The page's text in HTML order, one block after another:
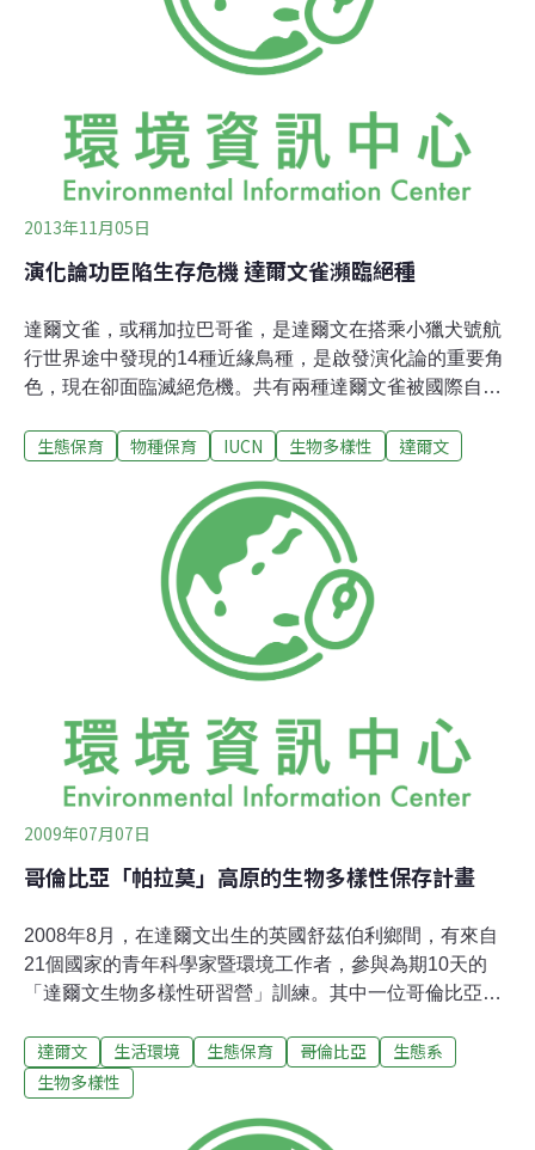
們的預測中，認為距離大陸板塊越近的島嶼，生物多樣性
會相對較低，而脫離大陸板塊最久的島嶼則會是生物多樣
性最高的區域。島嶼與大陸生態和演化上的差異與其隔離
年，一群國際生態學家在自然期刊上發表了一篇研究，表
示大陸地區例如亞馬遜河盆地和非洲中部雨林
2013年11月05日
演化論功臣陷生存危機 達爾文雀瀕臨絕種
達爾文雀，或稱加拉巴哥雀，是達爾文在搭乘小獵犬號航
行世界途中發現的14種近緣鳥種，是啟發演化論的重要角
色，現在卻面臨滅絕危機。共有兩種達爾文雀被國際自然
的數量正在減少，最大的威脅似乎是來自巴西和其他中南
「Philornis downsi」在達爾文雀的巢裡下蛋，孵化出來的
幼蟲進入幼鳥的鼻腔裡，造成雀喙變形，晚上「Philornis
downsi」會吸食幼鳥的血，可能導致幼鳥死亡。一個鳥巢
可以養100隻貪婪的幼蟲。根據科學家Elizabeth Kolbert發
表在《耶魯360度環境觀察》的研究，紅樹林雀有多達三
分之一的幼鳥因此死亡。查爾斯·達爾文基金會、加拉巴哥
國家公園和聖地牙哥動物園計畫明年開始蒐集紅樹林雀的
然被帶進加拉巴哥群
生態保育 物種保育 IUCN 生物多樣性 達爾文
2009年07月07日
哥倫比亞「帕拉莫」高原的生物多樣性保存計畫
2008年8月，在達爾文出生的英國舒茲伯利鄉間，有來自
21個國家的青年科學家暨環境工作者，參與為期10天的
「達爾文生物多樣性研習營」訓練。其中一位哥倫比亞籍
莫」高原，策動在地居民投入保育行列。且看她帶給我們
當地的生物多樣性訊息，以及推動環境教育的經驗分享。
北部到厄瓜多、哥倫比亞和委內瑞拉之上。雖名為秃高
達爾文 生活環境 生態保育 哥倫比亞
生態系
生物多樣性